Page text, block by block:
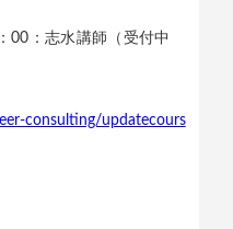
00：志水講師（受付中
consulting/updatecours